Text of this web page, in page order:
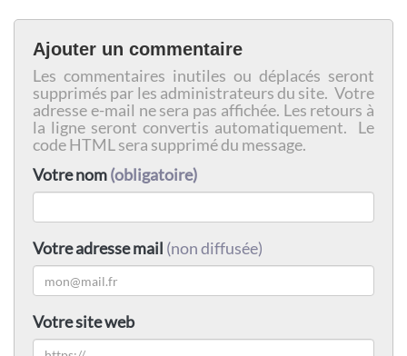
Ajouter un commentaire
Les commentaires inutiles ou déplacés seront
supprimés par les administrateurs du site. Votre
adresse e-mail ne sera pas affichée. Les retours à
la ligne seront convertis automatiquement. Le
code HTML sera supprimé du message.
Votre nom(obligatoire)
Votre adresse mail (non diffusée)
Votre site web